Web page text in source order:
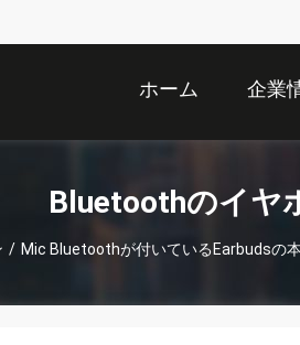
ホーム 企業
Bluetoothのイヤ
/ Mic Bluetoothが付いているEarbudsの